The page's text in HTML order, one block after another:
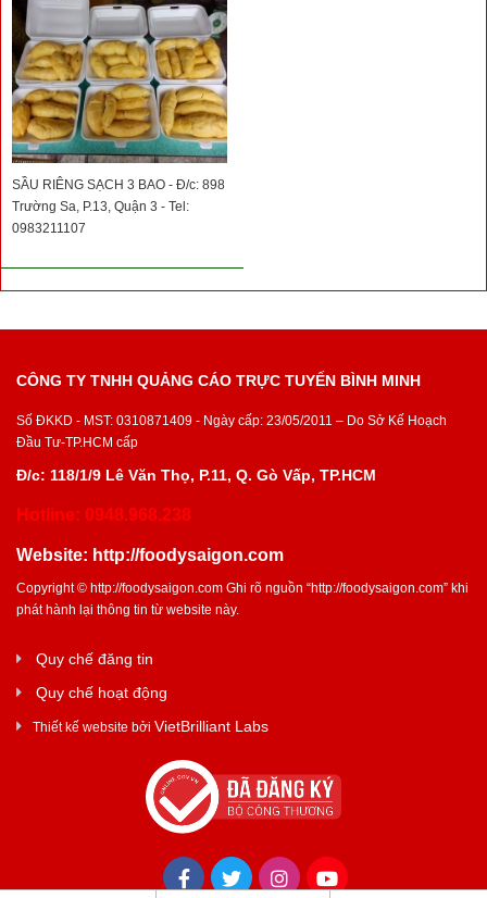
SẦU RIÊNG SẠCH 3 BAO - Đ/c: 898
Trường Sa, P.13, Quận 3 - Tel:
0983211107
CÔNG TY TNHH QUẢNG CÁO TRỰC TUYẾN BÌNH MINH
Số ĐKKD - MST: 0310871409 - Ngày cấp: 23/05/2011 – Do Sở Kế Hoạch
Đầu Tư-TP.HCM cấp
Đ/c: 118/1/9 Lê Văn Thọ, P.11, Q. Gò Vấp, TP.HCM
Hotline: 0948.968.238
Website: http://foodysaigon.com
Copyright © http://foodysaigon.com Ghi rõ nguồn “http://foodysaigon.com” khi
phát hành lại thông tin từ website này.
Quy chế đăng tin
Quy chế hoạt động
Thiết kế website bởi VietBrilliant Labs